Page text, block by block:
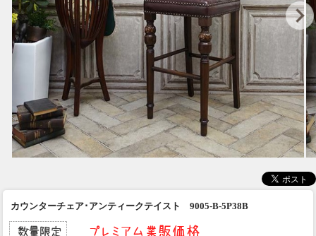
カウンターチェア･アンティークテイスト 9005-B-5P38B